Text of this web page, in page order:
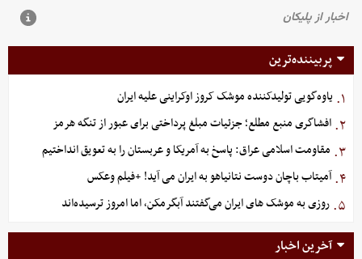
پربیننده‌ترین
۱. یاوه‌گویی تولیدکننده موشک کروز اوکراینی علیه ایران
۲. افشاگری منبع مطلع؛ جزئیات مبلغ پرداختی برای عبور از تنگه هرمز
۳. مقاومت اسلامی عراق: پاسخ به آمریکا و عربستان را به تعویق انداختیم
۴. آمیتاب باچان دوست نتانیاهو به ایران می آید! +فیلم وعکس
۵. روزی به موشک‌ های ایران می‌گفتند آبگرمکن، اما امروز ترسیده‌اند
آخرین اخبار